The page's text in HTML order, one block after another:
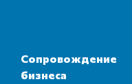
Сопровождение
бизнеса